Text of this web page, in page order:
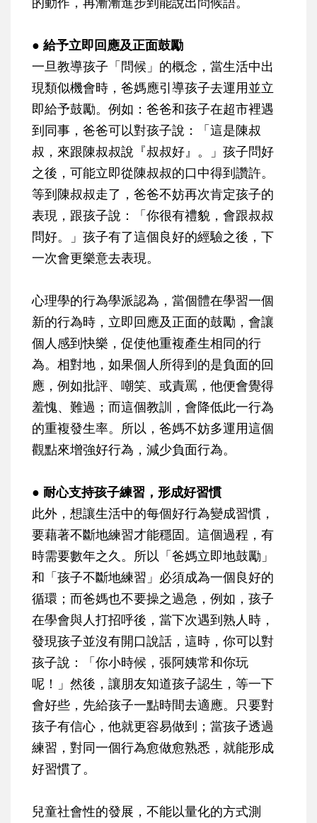
● 給予立即回應及正面鼓勵
一旦教導孩子「問候」的概念，當生活中出
現類似機會時，爸媽應引導孩子去運用並立
即給予鼓勵。例如：爸爸和孩子在超市裡遇
到同事，爸爸可以對孩子說：「這是陳叔
叔，來跟陳叔叔說『叔叔好』。」孩子問好
之後，可能立即從陳叔叔的口中得到讚許。
等到陳叔叔走了，爸爸不妨再次肯定孩子的
表現，跟孩子說：「你很有禮貌，會跟叔叔
問好。」孩子有了這個良好的經驗之後，下
一次會更樂意去表現。
心理學的行為學派認為，當個體在學習一個
新的行為時，立即回應及正面的鼓勵，會讓
個人感到快樂，促使他重複產生相同的行
為。相對地，如果個人所得到的是負面的回
應，例如批評、嘲笑、或責罵，他便會覺得
羞愧、難過；而這個教訓，會降低此一行為
的重複發生率。所以，爸媽不妨多運用這個
觀點來增強好行為，減少負面行為。
● 耐心支持孩子練習，形成好習慣
此外，想讓生活中的每個好行為變成習慣，
要藉著不斷地練習才能穩固。這個過程，有
時需要數年之久。所以「爸媽立即地鼓勵」
和「孩子不斷地練習」必須成為一個良好的
循環；而爸媽也不要操之過急，例如，孩子
在學會與人打招呼後，當下次遇到熟人時，
發現孩子並沒有開口說話，這時，你可以對
孩子說：「你小時候，張阿姨常和你玩
呢！」然後，讓朋友知道孩子認生，等一下
會好些，先給孩子一點時間去適應。只要對
孩子有信心，他就更容易做到；當孩子透過
練習，對同一個行為愈做愈熟悉，就能形成
好習慣了。
兒童社會性的發展，不能以量化的方式測